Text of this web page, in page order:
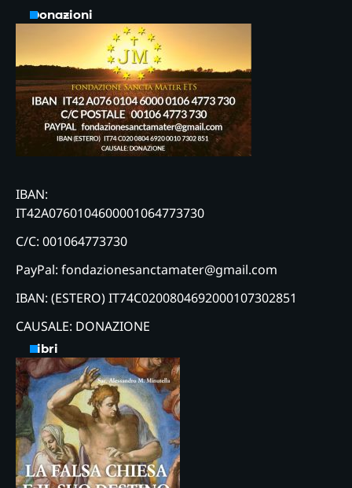
Donazioni
IBAN:
IT42A0760104600001064773730
C/C: 001064773730
PayPal: fondazionesanctamater@gmail.com
IBAN: (ESTERO) IT74C0200804692000107302851
CAUSALE: DONAZIONE
Libri